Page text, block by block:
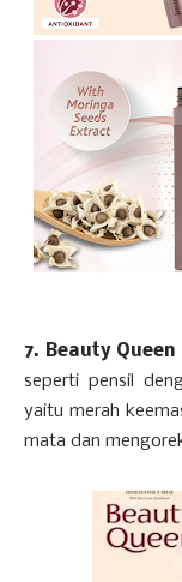
7. Beauty
seperti pensil
yaitu merah
mata dan